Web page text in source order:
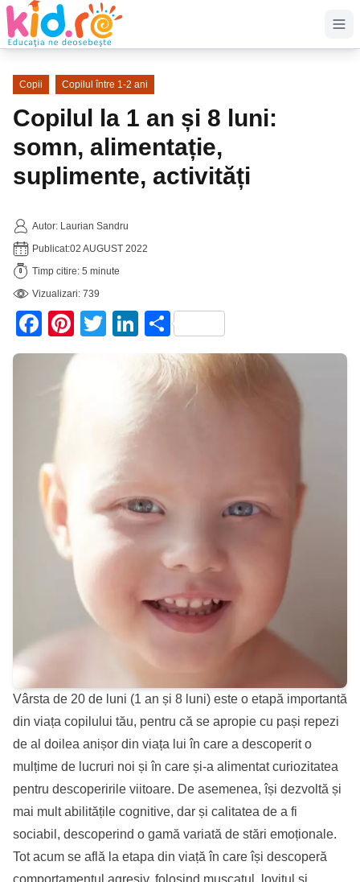
Copii Copilul între 1-2 ani
Copilul la 1 an și 8 luni:
somn, alimentație,
suplimente, activități
Autor: Laurian Sandru
Publicat:02 AUGUST 2022
Timp citire: 5 minute
Vizualizari: 739
Facebook
Pinterest
TwitterLinkedIn
Partajează
Vârsta de 20 de luni (1 an și 8 luni) este o etapă importantă
din viața copilului tău, pentru că se apropie cu pași repezi
de al doilea anișor din viața lui în care a descoperit o
mulțime de lucruri noi și în care și-a alimentat curiozitatea
pentru descoperirile viitoare. De asemenea, își dezvoltă și
mai mult abilitățile cognitive, dar și calitatea de a fi
sociabil, descoperind o gamă variată de stări emoționale.
Tot acum se află la etapa din viață în care își descoperă
comportamentul agresiv, folosind mușcatul, lovitul și